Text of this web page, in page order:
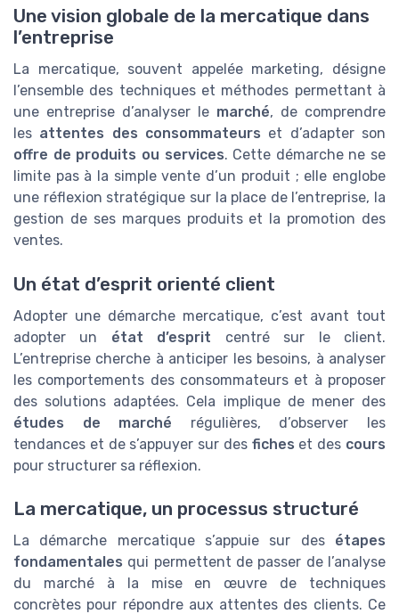
Une vision globale de la mercatique dans
l’entreprise
La mercatique, souvent appelée marketing, désigne
l’ensemble des techniques et méthodes permettant à
une entreprise d’analyser le marché, de comprendre
les attentes des consommateurs et d’adapter son
offre de produits ou services. Cette démarche ne se
limite pas à la simple vente d’un produit ; elle englobe
une réflexion stratégique sur la place de l’entreprise, la
gestion de ses marques produits et la promotion des
ventes.
Un état d’esprit orienté client
Adopter une démarche mercatique, c’est avant tout
adopter un état d’esprit centré sur le client.
L’entreprise cherche à anticiper les besoins, à analyser
les comportements des consommateurs et à proposer
des solutions adaptées. Cela implique de mener des
études de marché régulières, d’observer les
tendances et de s’appuyer sur des fiches et des cours
pour structurer sa réflexion.
La mercatique, un processus structuré
La démarche mercatique s’appuie sur des étapes
fondamentales qui permettent de passer de l’analyse
du marché à la mise en œuvre de techniques
concrètes pour répondre aux attentes des clients. Ce